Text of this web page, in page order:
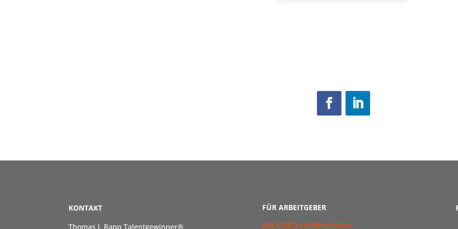
KONTAKT
Thomas J. Rapp Talentgewinner®
FÜR ARBEITGEBER
JOB VIDEO veröffentlichen